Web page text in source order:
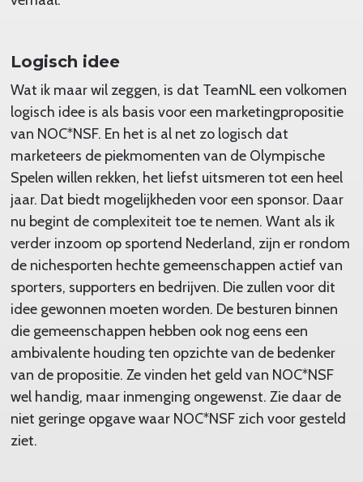
Logisch idee
Wat ik maar wil zeggen, is dat TeamNL een volkomen
logisch idee is als basis voor een marketingpropositie
van NOC*NSF. En het is al net zo logisch dat
marketeers de piekmomenten van de Olympische
Spelen willen rekken, het liefst uitsmeren tot een heel
jaar. Dat biedt mogelijkheden voor een sponsor. Daar
nu begint de complexiteit toe te nemen. Want als ik
verder inzoom op sportend Nederland, zijn er rondom
de nichesporten hechte gemeenschappen actief van
sporters, supporters en bedrijven. Die zullen voor dit
idee gewonnen moeten worden. De besturen binnen
die gemeenschappen hebben ook nog eens een
ambivalente houding ten opzichte van de bedenker
van de propositie. Ze vinden het geld van NOC*NSF
wel handig, maar inmenging ongewenst. Zie daar de
niet geringe opgave waar NOC*NSF zich voor gesteld
ziet.